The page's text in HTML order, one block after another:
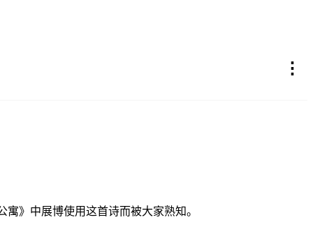
⋮
》中展博使用这首诗而被大家熟知。